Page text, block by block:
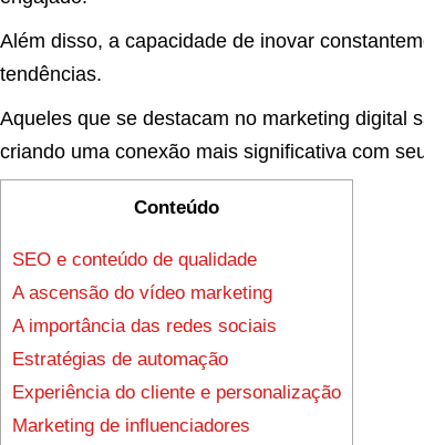
Além disso, a capacidade de inovar
tendências.
Aqueles que se destacam no marketing digital
criando uma conexão mais significativa com
Conteúdo
SEO e conteúdo de qualidade
A ascensão do vídeo marketing
A importância das redes sociais
Estratégias de automação
Experiência do cliente e personalização
Marketing de influenciadores